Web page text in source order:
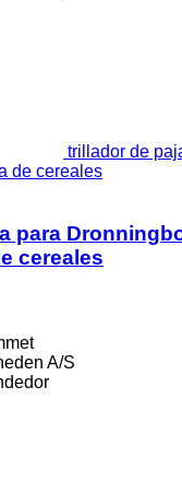
trillador de
de cereales
para
cereales
A/S